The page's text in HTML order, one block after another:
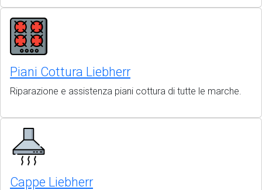
Piani Cottura Liebherr
Riparazione e assistenza piani cottura di tutte le marche.
Cappe Liebherr